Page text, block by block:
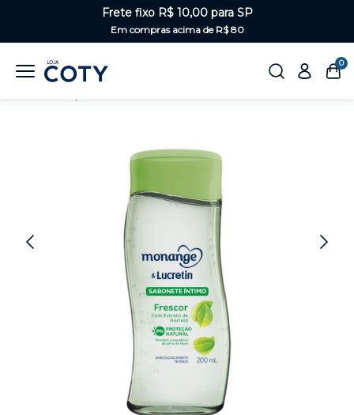
Frete fixo R$ 10,00 para SP
Em compras acima de R$ 80
0